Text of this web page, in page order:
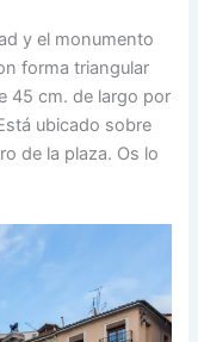
y el monumento
forma triangular
45 cm. de largo por
ubicado sobre
de la plaza. Os lo